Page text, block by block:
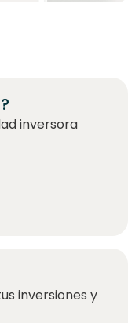
inversora
inversiones y